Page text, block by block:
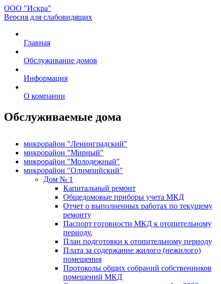
ООО "Искра"
Версия для слабовидящих
Главная
Обслуживание домов
Информация
О компании
Обслуживаемые дома
микрорайон "Ленинградский"
микрорайон "Мирный"
микрорайон "Молодежный"
микрорайон "Олимпийский"
Дом № 1
Капитальный ремонт
Общедомовые приборы учета МКД
Отчет о выполненных работах по текущему
ремонту
Паспорт готовности МКД к отопительному
периоду.
План подготовки к отопительному периоду
Плата за содержание жилого (нежилого)
помещения
Протоколы общих собраний собственников
помещений МКД